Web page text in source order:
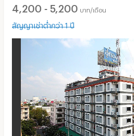
4,200 - 5,200 บาท/เดือน
สัญญาเช่าต่ำกว่า 1 ปี